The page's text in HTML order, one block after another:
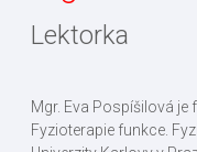
Lektorka
Mgr. Eva Pospíšilová
Fyzioterapie funkce.